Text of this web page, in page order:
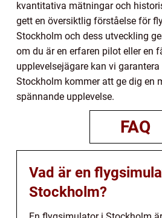
kvantitativa mätningar och
gett en översiktlig förståelse för
Stockholm och dess utveckling
om du är en erfaren pilot eller en
upplevelsejägare kan vi
Stockholm kommer att ge dig en
spännande upplevelse.
FAQ
Vad är en
Stockholm?